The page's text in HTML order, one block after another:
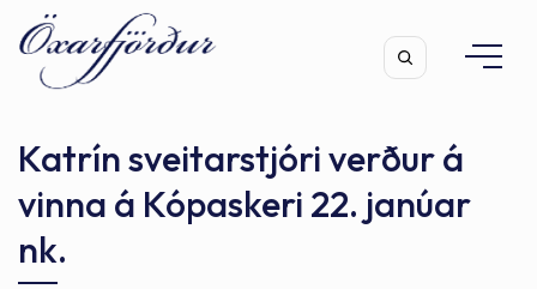
Leita
Katrín sveitarstjóri verður á
vinna á Kópaskeri 22. janúar
nk.